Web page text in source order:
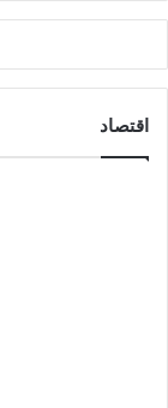
اقتصاد